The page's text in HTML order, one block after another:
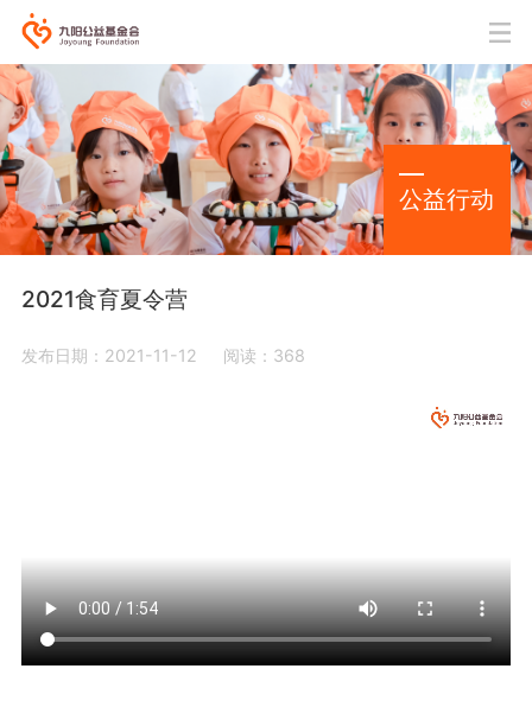
公益行动
2021食育夏令营
发布日期：2021-11-12 阅读：368